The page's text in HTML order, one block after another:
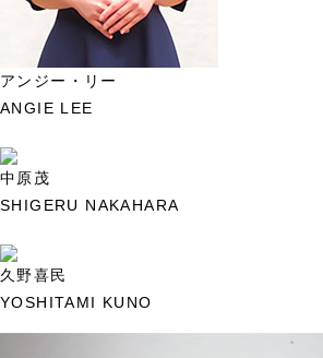
アンジー・リー
ANGIE LEE
中原茂
SHIGERU NAKAHARA
久野喜民
YOSHITAMI KUNO